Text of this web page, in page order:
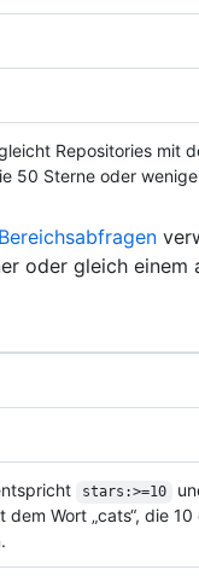
Repositories mit
50 Sterne oder
Bereichsabfragen
oder gleich einem
stars:>=10
dem Wort „cats“, die 10